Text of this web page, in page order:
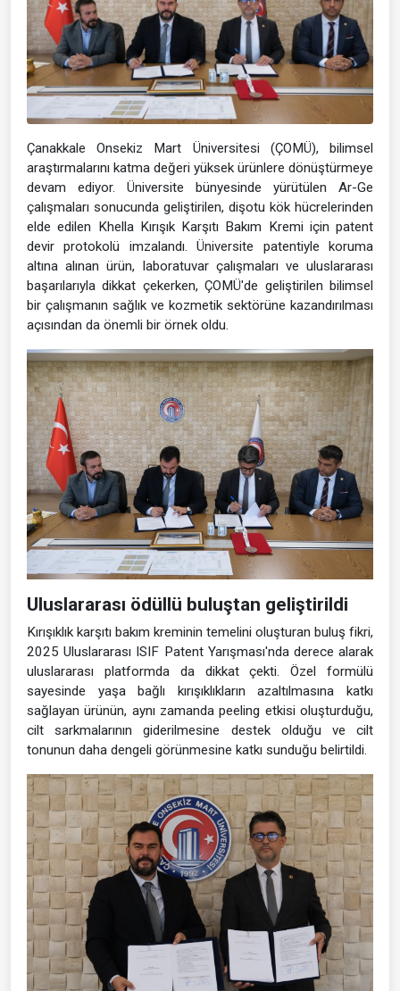
Çanakkale Onsekiz Mart Üniversitesi (ÇOMÜ), bilimsel
araştırmalarını katma değeri yüksek ürünlere dönüştürmeye
devam ediyor. Üniversite bünyesinde yürütülen Ar-Ge
çalışmaları sonucunda geliştirilen, dişotu kök hücrelerinden
elde edilen Khella Kırışık Karşıtı Bakım Kremi için patent
devir protokolü imzalandı. Üniversite patentiyle koruma
altına alınan ürün, laboratuvar çalışmaları ve uluslararası
başarılarıyla dikkat çekerken, ÇOMÜ'de geliştirilen bilimsel
bir çalışmanın sağlık ve kozmetik sektörüne kazandırılması
açısından da önemli bir örnek oldu.
Uluslararası ödüllü buluştan geliştirildi
Kırışıklık karşıtı bakım kreminin temelini oluşturan buluş fikri,
2025 Uluslararası ISIF Patent Yarışması'nda derece alarak
uluslararası platformda da dikkat çekti. Özel formülü
sayesinde yaşa bağlı kırışıklıkların azaltılmasına katkı
sağlayan ürünün, aynı zamanda peeling etkisi oluşturduğu,
cilt sarkmalarının giderilmesine destek olduğu ve cilt
tonunun daha dengeli görünmesine katkı sunduğu belirtildi.